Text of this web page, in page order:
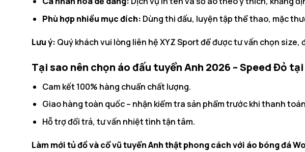
Phù hợp nhiều mục đích: Dùng thi đấu, luyện tập thể thao, mặc
Lưu ý: Quý khách vui lòng liên hệ XYZ Sport để được tư vấn chọn
Tại sao nên chọn áo đấu tuyển Anh 2026 – Speed Đỏ
Cam kết 100% hàng chuẩn chất lượng.
Giao hàng toàn quốc – nhận kiểm tra sản phẩm trước khi thanh
Hỗ trợ đổi trả, tư vấn nhiệt tình tận tâm.
Làm mới tủ đồ và cổ vũ tuyển Anh thật phong cách với áo bóng đá